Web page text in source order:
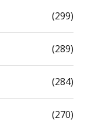
(299)
(289)
(284)
(270)